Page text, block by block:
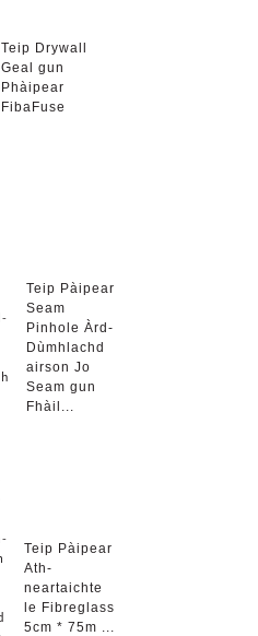
Teip Drywall
Geal gun
Phàipear
FibaFuse
Teip Pàipear
Seam
Pinhole Àrd-
Dùmhlachd
airson Jo
Seam gun
Fhàil...
Teip Pàipear
Ath-
neartaichte
le Fibreglass
5cm * 75m ...